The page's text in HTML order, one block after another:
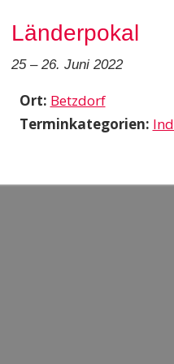
Länderpokal
25– 26. Juni 2022
Ort: Betzdorf
Terminkategorien: